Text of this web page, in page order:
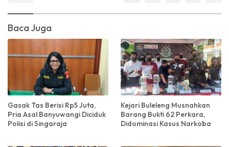
Baca Juga
Gasak Tas Berisi Rp5 Juta,
Pria Asal Banyuwangi Diciduk
Polisi di Singaraja
Kejari Buleleng Musnahkan
Barang Bukti 62 Perkara,
Didominasi Kasus Narkoba